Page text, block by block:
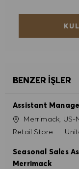
BENZER İŞLER
Assistant
KonumMerrimack, US-
Kategori
Retail Store
Seasonal Sales
Merrimack